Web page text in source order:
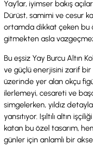
Yay’lar, iyimser bakış
Dürüst, samimi ve cesur
ortamda dikkat çeken bu
gitmekten asla
Bu eşsiz Yay Burcu Altın
ve güçlü enerjisini zarif
üzerinde yer alan okçu
ilerlemeyi, cesareti ve
simgelerken, yıldız
yansıtıyor. Işıltılı altın
katan bu özel tasarım,
günler için anlamlı bir